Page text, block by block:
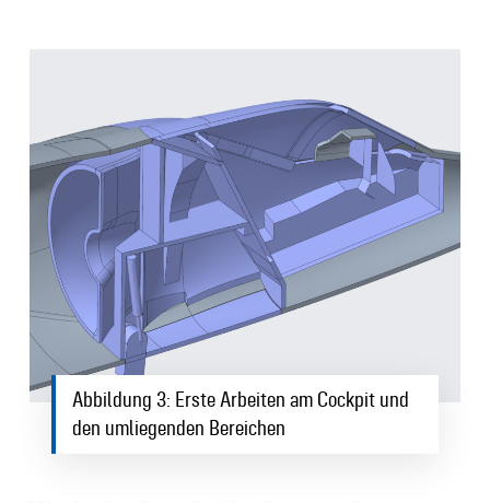
Abbildung 3: Erste Arbeiten am Cockpit und
den umliegenden Bereichen